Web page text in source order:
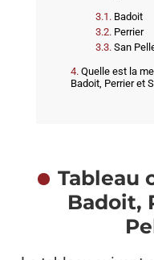
Badoit
Perrier
San
Quelle est la
Badoit, Perrier et
Tableau
Badoit,